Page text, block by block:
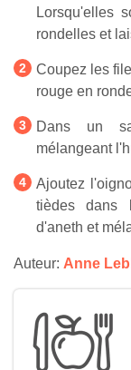
Lorsqu'elles
rondelles et
Coupez les
rouge en
Dans un
mélangeant
Ajoutez
tièdes dans
d'aneth et
Auteur: Anne